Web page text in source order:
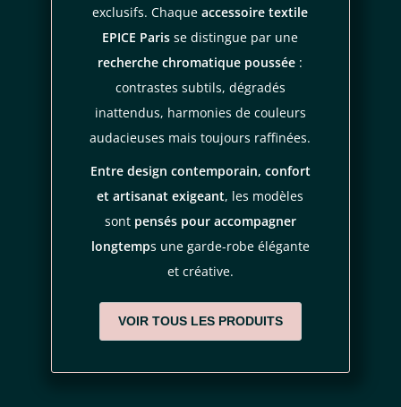
des pièces dans les tons crème, beige, kaki ou noir,
silhouettes urbaines que l’on souhaite rehausser avec
un accessoire fort.
Portée à la maincomme petite pochette ouglissée dans un
, elle apporte :
note bohème chicassociée à des matières naturelles,
un rappel de couleur si vous l’associez à un foulard ou une
exclusifs. Chaqueaccessoire textile
EPICE Paris se distingue par une
recherche chromatique poussée :
contrastes subtils, dégradés
inattendus, harmonies de couleurs
audacieuses mais toujours raffinées.
Entre design contemporain, confort
et artisanat exigeant, les modèles
sontpensés pour accompagner
longtemps une garde-robe élégante
et créative.
VOIR TOUS LES PRODUITS
règles de
conditions d'utilisation